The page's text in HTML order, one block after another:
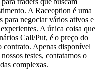
traders que buscam
A Raceoption é uma
para negociar vários ativos e
A única coisa que
Call/Put, é o preço do
contrato. Apenas disponível
testes, contatamos o
complexas.